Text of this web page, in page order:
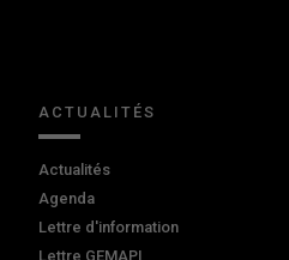
ACTUALITÉS
Actualités
Agenda
Lettre d'information
Lettre GEMAPI